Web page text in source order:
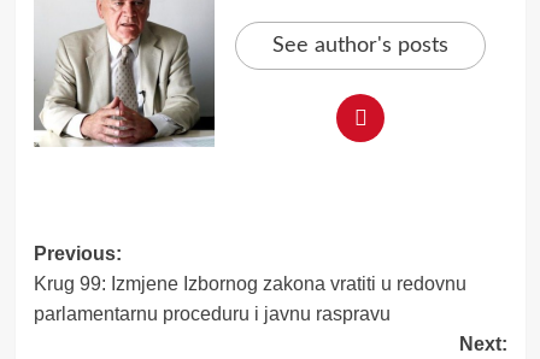
See author's posts
Post
navigation
Previous:
Krug 99: Izmjene Izbornog zakona vratiti u redovnu
parlamentarnu proceduru i javnu raspravu
Next: